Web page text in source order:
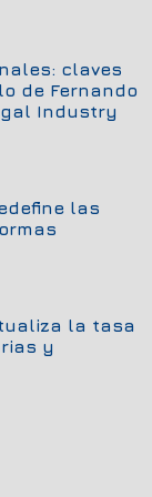
claves
de Fernando
Industry
las
la tasa
y